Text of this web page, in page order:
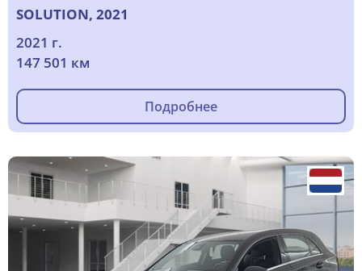
SOLUTION, 2021
2021 г.
147 501 км
Подробнее